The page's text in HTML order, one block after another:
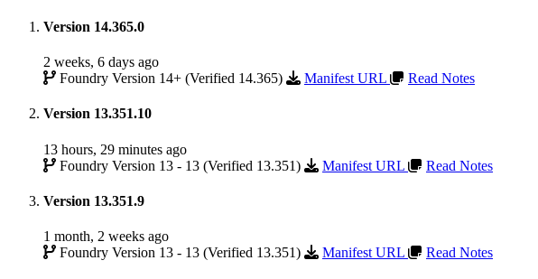
Version 14.365.0
2 weeks, 6 days ago
Foundry Version 14+ (Verified 14.365)
Manifest URL Read Notes
Version 13.351.10
13 hours, 29 minutes ago
Foundry Version 13 - 13 (Verified 13.351)
Manifest URL Read Notes
Version 13.351.9
1 month, 2 weeks ago
Foundry Version 13 - 13 (Verified 13.351)
Manifest URL Read Notes